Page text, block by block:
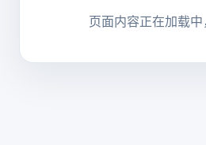
页面内容正在加载中